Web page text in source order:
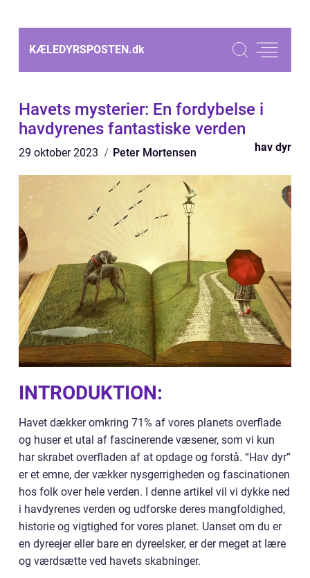
KÆLEDYRSPOSTEN.dk
Havets mysterier: En fordybelse i
havdyrenes fantastiske verden
29 oktober 2023 Peter Mortensen hav dyr
INTRODUKTION:
Havet dækker omkring 71% af vores planets overflade
og huser et utal af fascinerende væsener, som vi kun
har skrabet overfladen af at opdage og forstå. “Hav dyr”
er et emne, der vækker nysgerrigheden og fascinationen
hos folk over hele verden. I denne artikel vil vi dykke ned
i havdyrenes verden og udforske deres mangfoldighed,
historie og vigtighed for vores planet. Uanset om du er
en dyreejer eller bare en dyreelsker, er der meget at lære
og værdsætte ved havets skabninger.